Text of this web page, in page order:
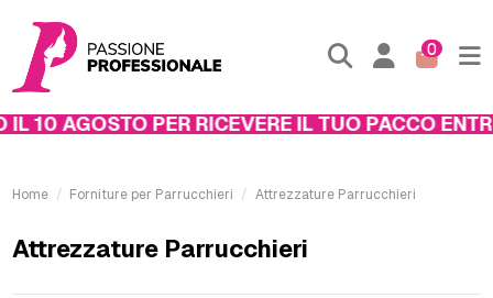
0
AGOSTO PER RICEVERE IL TUO PACCO ENTRO IL
Home Forniture per Parrucchieri Attrezzature Parrucchieri
Attrezzature Parrucchieri